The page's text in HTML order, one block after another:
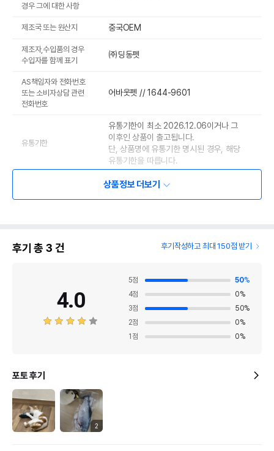
경우 그에 대한 사항
제조국 또는 원산지 중국OEM
제조자,수입품의 경우
수입자를 함께 표기
㈜딩동펫
AS책임자와 전화번호
또는 소비자상담 관련
전화번호
어바웃펫 // 1644-9601
유통기한
유통기한이 최소 2026.12.06이거나 그
이후인 상품이 출고됩니다.
단, 상품명에 유통기한 명시된 경우, 해당
유통기한을 따릅니다.
상품정보 더보기
후기 총 3 건 후기작성하고 최대 150점 받기
4.0
5점 50%
4점 0%
3점 50%
2점 0%
1 점 0%
포토 후기
2